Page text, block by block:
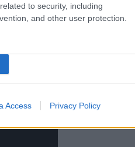
to security, including
and other user protection.
Access Privacy Policy